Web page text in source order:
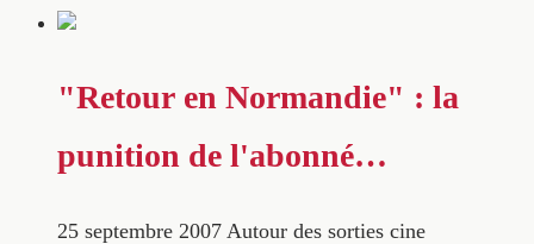
"Retour en Normandie" : la
punition de l'abonné…
25 septembre 2007 Autour des sorties cine